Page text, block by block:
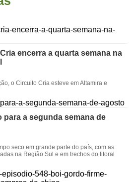
encerra a quarta semana na
o Circuito Cria esteve em Altamira e
a segunda semana de
seco em grande parte do país, com as
na Região Sul e em trechos do litoral